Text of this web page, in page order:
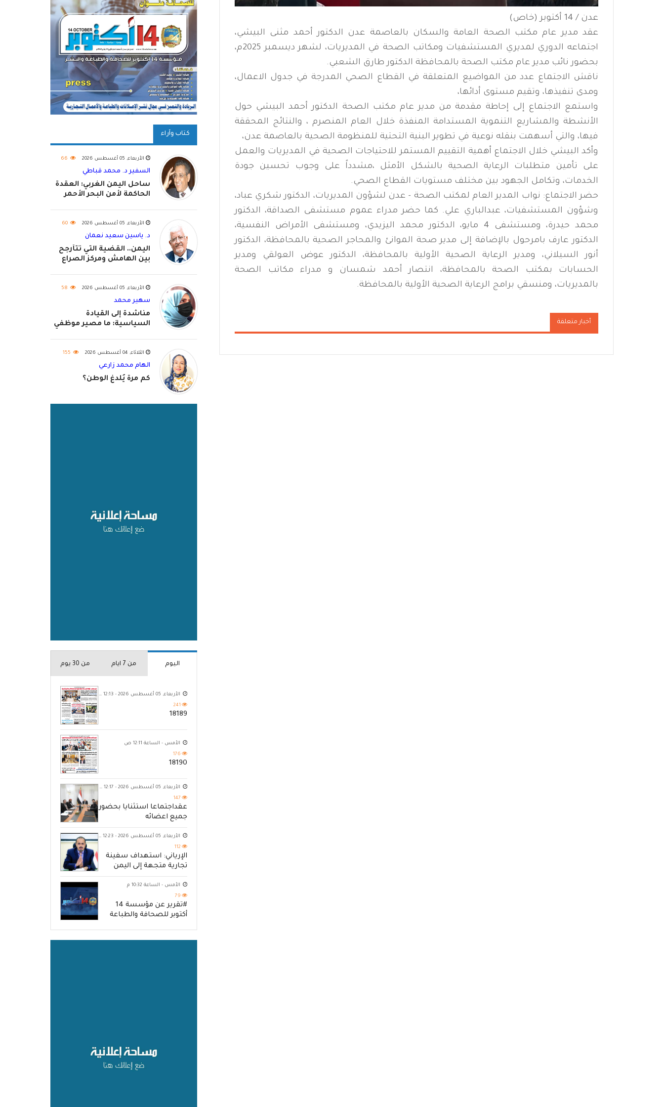
عدن / 14 أكتوبر (خاص)
عقد مدير عام مكتب الصحة العامة والسكان بالعاصمة عدن الدكتور أحمد مثنى البيشي،
اجتماعه الدوري لمديري المستشفيات ومكاتب الصحة في المديريات، لشهر ديسمبر 2025م،
بحضور نائب مدير عام مكتب الصحة بالمحافظة الدكتور طارق الشعبي.
ناقش الاجتماع عدد من المواضيع المتعلقة في القطاع الصحي المدرجة في جدول الاعمال،
ومدى تنفيذها، وتقيم مستوى أدائها،
واستمع الاجتماع إلى إحاطة مقدمة من مدير عام مكتب الصحة الدكتور أحمد البيشي حول
الأنشطة والمشاريع التنموية المستدامة المنفذة خلال العام المنصرم ، والنتائج المحققة
فيها، والتي أسهمت بنقله نوعية في تطوير البنية التحتية للمنظومة الصحية بالعاصمة عدن،
وأكد البيشي خلال الاجتماع أهمية التقييم المستمر للاحتياجات الصحية في المديريات والعمل
على تأمين متطلبات الرعاية الصحية بالشكل الأمثل ،مشدداً على وجوب تحسين جودة
الخدمات، وتكامل الجهود بين مختلف مستويات القطاع الصحي.
حضر الاجتماع: نواب المدير العام لمكتب الصحة - عدن لشؤون المديريات، الدكتور شكري عباد،
وشؤون المستشفيات، عبدالباري علي. كما حضر مدراء عموم مستشفى الصداقة، الدكتور
محمد حيدرة، ومستشفى 4 مايو، الدكتور محمد اليزيدي، ومستشفى الأمراض النفسية،
الدكتور عارف بامرحول بالإضافة إلى مدير صحة الموانئ والمحاجر الصحية بالمحافظة، الدكتور
أنور السيلاني، ومدير الرعاية الصحية الأولية بالمحافظة، الدكتور عوض العولقي ومدير
الحسابات بمكتب الصحة بالمحافظة، انتصار أحمد شمسان و مدراء مكاتب الصحة
بالمديريات، ومنسقي برامج الرعاية الصحية الأولية بالمحافظة.
أخبار متعلقة
كتاب وآراء
الأربعاء, 05 أغسطس 2026 66
السفير د. محمد قباطي
ساحل اليمن الغربي: العقدة
الحاكمة لأمن البحر الأحمر
الأربعاء, 05 أغسطس 2026 60
د. ياسين سعيد نعمان
اليمن.. القضية التي تتأرجح
بين الهامش ومركز الصراع
الأربعاء, 05 أغسطس 2026 58
سهير محمد
مناشدة إلى القيادة
السياسية: ما مصير موظفي
الثلاثاء, 04 أغسطس 2026 155
الهام محمد زارعي
كم مرة يُلدغ الوطن؟
اليوم من 7 ايام من 30 يوم
الأربعاء, 05 أغسطس 2026 - 12:13 ص
241
18189
الأمس - الساعة 12:11 ص
176
18190
الأربعاء, 05 أغسطس 2026 - 12:17 ص
147
عقداجتماعا استثنايا بحضور
جميع اعضائه
الأربعاء, 05 أغسطس 2026 - 12:23 ص
112
الإرياني: استهداف سفينة
تجارية متجهة إلى اليمن
يكشف حصار الحوثي للشعب
الأمس - الساعة 10:32 م
79
#تقرير عن مؤسسة 14
أكتوبر للصحافة والطباعة